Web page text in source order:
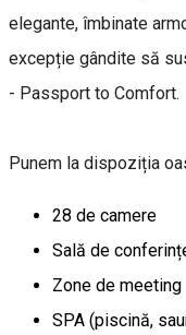
elegante, îmbinate
excepție gândite să
- Passport to Comfort.
Punem la dispoziția
28 de camere
Sală de
Zone de meeting
SPA (piscină,